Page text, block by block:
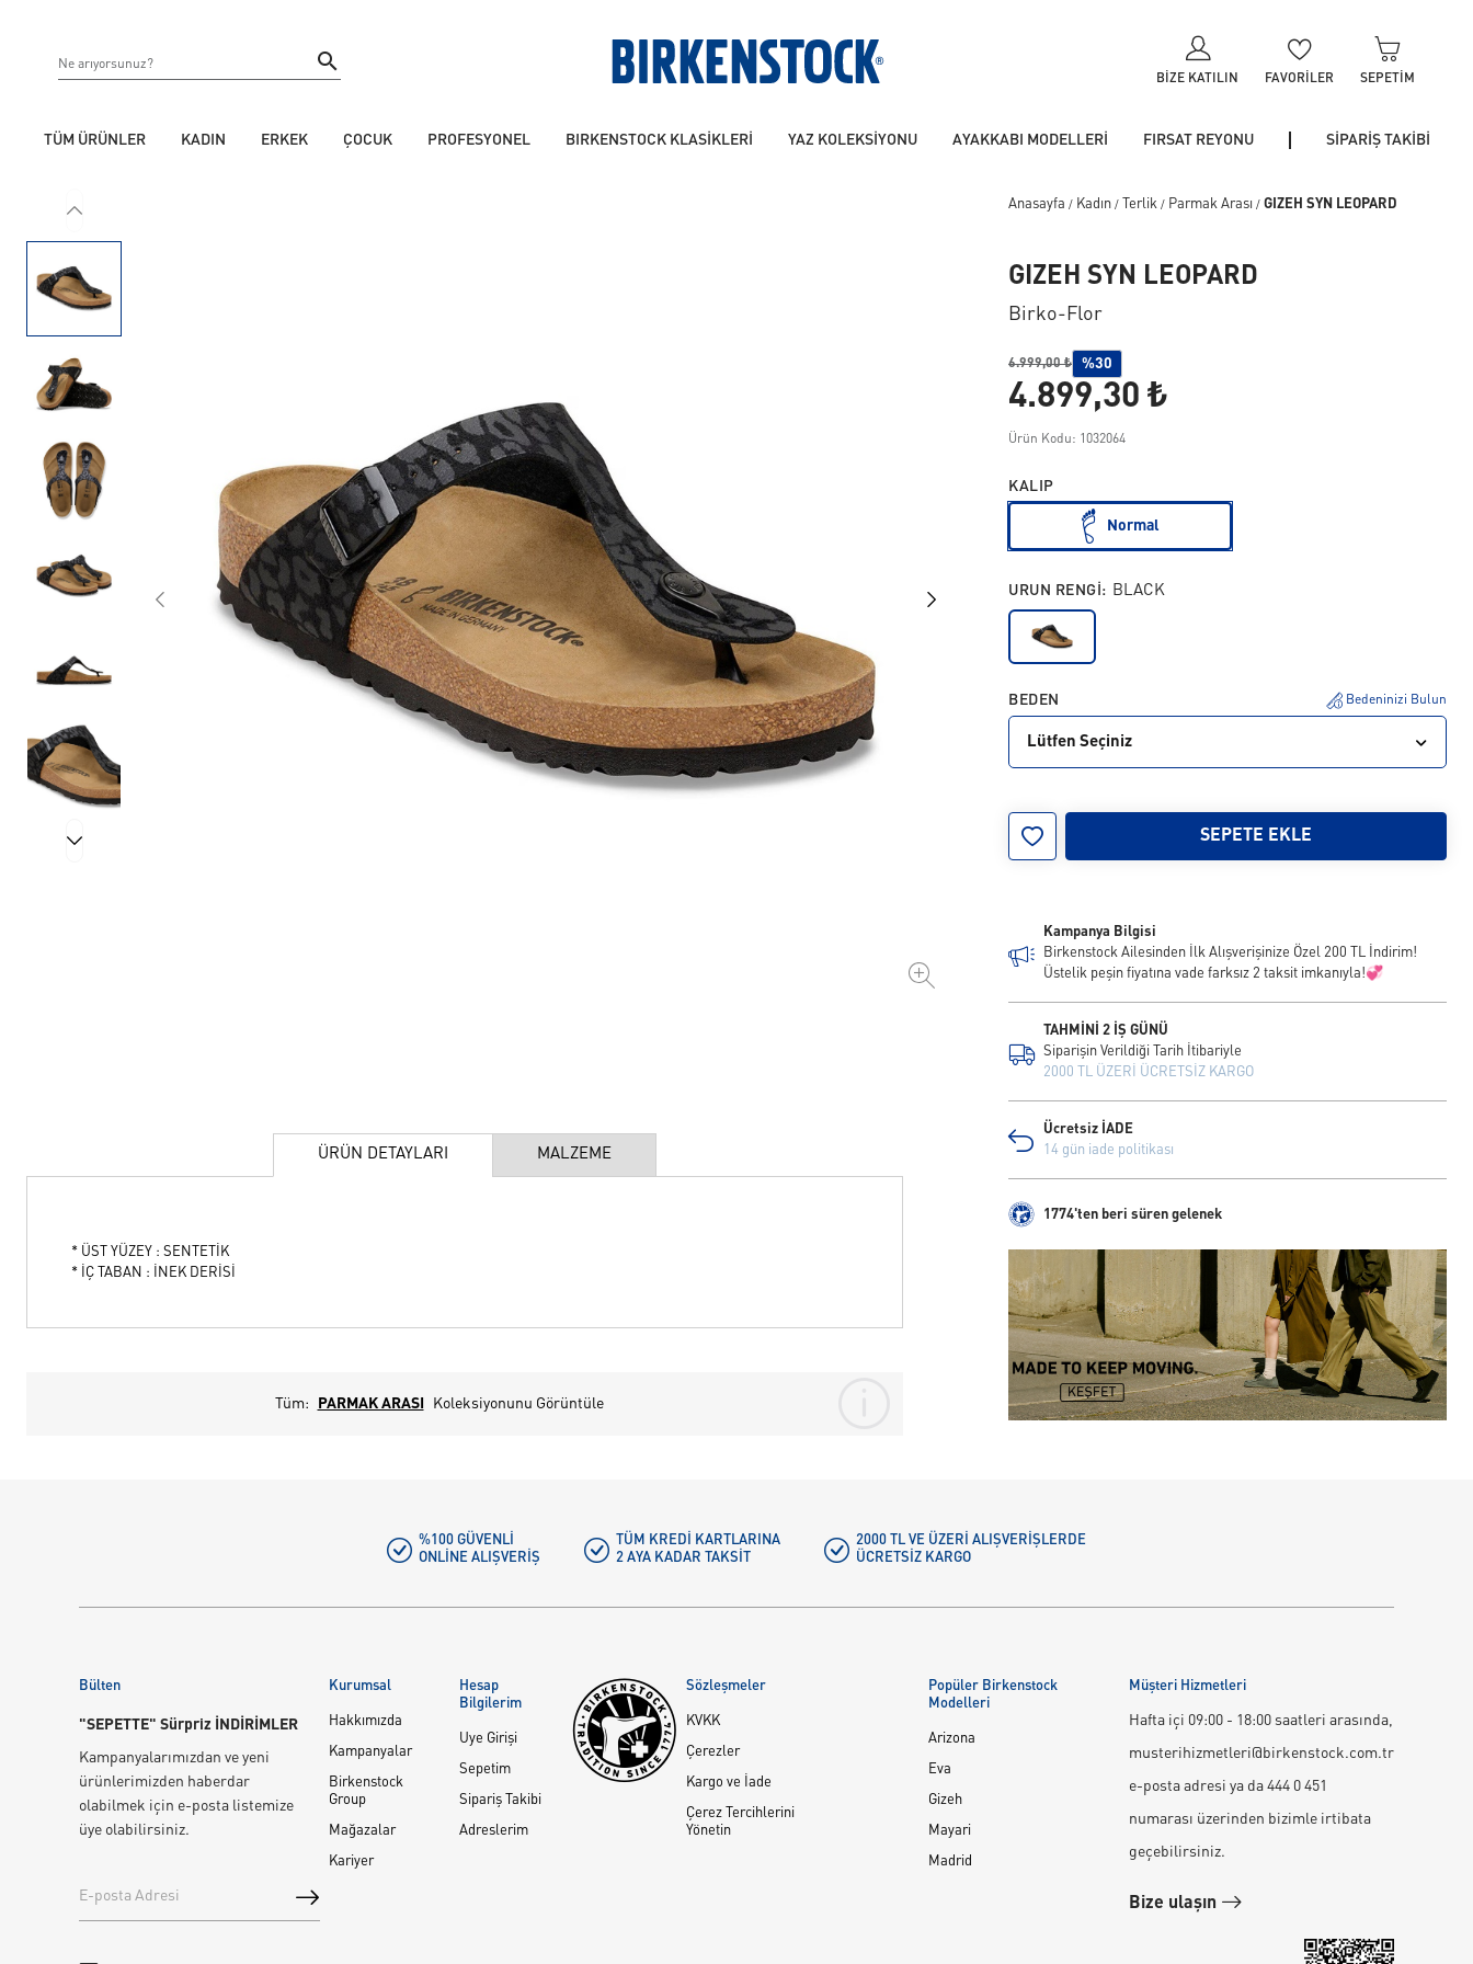
BIZE KATILIN FAVORILER SEPETIM
TÜM ÜRÜNLER KADIN ERKEK ÇOCUK PROFESYONEL BIRKENSTOCK KLASİKLERİ YAZ KOLEKSİYONU AYAKKABI MODELLERİ FIRSAT REYONU SİPARİŞ TAKİBİ
ÜRÜN DETAYLARI MALZEME
* ÜST YÜZEY : SENTETİK
* İÇ TABAN : İNEK DERİSİ
Tüm: PARMAK ARASI Koleksiyonunu Görüntüle
Anasayfa / Kadın / Terlik / Parmak Arası / GIZEH SYN LEOPARD
GIZEH SYN LEOPARD
Birko-Flor
6.999,00 ₺ %30
4.899,30 ₺
Ürün Kodu: 1032064
KALIP
Normal
URUN RENGI: BLACK
BEDEN Bedeninizi Bulun
Lütfen Seçiniz
SEPETE EKLE
Kampanya Bilgisi
Birkenstock Ailesinden İlk Alışverişinize Özel 200 TL İndirim!
Üstelik peşin fiyatına vade farksız 2 taksit imkanıyla!💞
TAHMİNİ 2 İŞ GÜNÜ
Siparişin Verildiği Tarih İtibariyle
2000 TL ÜZERİ ÜCRETSİZ KARGO
Ücretsiz İADE
14 gün iade politikası
1774'ten beri süren gelenek
%100 GÜVENLI
ONLINE ALIŞVERIŞ
TÜM KREDI KARTLARINA
2 AYA KADAR TAKSIT
2000 TL VE ÜZERİ ALIŞVERİŞLERDE
ÜCRETSIZ KARGO
Bülten
"SEPETTE" Sürpriz İNDİRİMLER
Kampanyalarımızdan ve yeni
ürünlerimizden haberdar
olabilmek için e-posta listemize
üye olabilirsiniz.
Kurumsal
Hakkımızda
Kampanyalar
Birkenstock
Group
Mağazalar
Kariyer
Hesap
Bilgilerim
Üye Girişi
Sepetim
Sipariş Takibi
Adreslerim
Sözleşmeler
KVKK
Çerezler
Kargo ve İade
Çerez Tercihlerini
Yönetin
Popüler Birkenstock
Modelleri
Arizona
Eva
Gizeh
Mayari
Madrid
Müşteri Hizmetleri
Hafta içi 09:00 - 18:00 saatleri arasında,
musterihizmetleri@birkenstock.com.tr
e-posta adresi ya da 444 0 451
numarası üzerinden bizimle irtibata
geçebilirsiniz.
Bize ulaşın